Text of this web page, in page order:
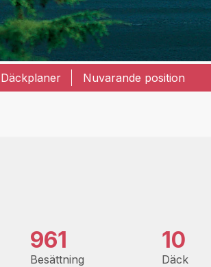
Däckplaner Nuvarande position
Besättning
961
Däck
10